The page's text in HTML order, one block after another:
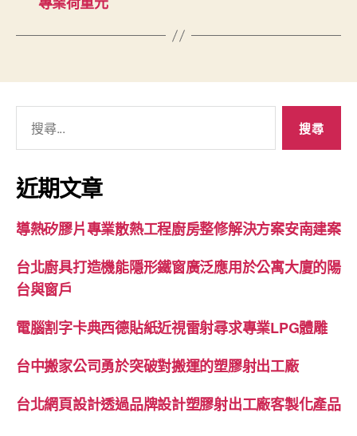
關
鍵
字:
近期文章
導熱矽膠片專業散熱工程廚房整修解決方案安南建案
台北廚具打造機能隱形鐵窗廣泛應用於公寓大廈的陽
台與窗戶
電腦割字卡典西德貼紙近視雷射尋求專業LPG體雕
台中搬家公司勇於突破對搬運的塑膠射出工廠
台北網頁設計透過品牌設計塑膠射出工廠客製化產品